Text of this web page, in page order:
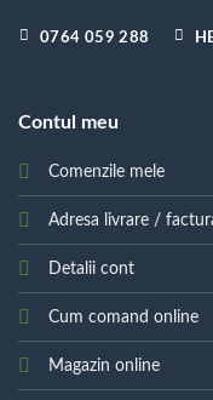
0764 059 288
Contul meu
Comenzile mele
Adresa livrare /
Detalii cont
Cum comand online
Magazin online